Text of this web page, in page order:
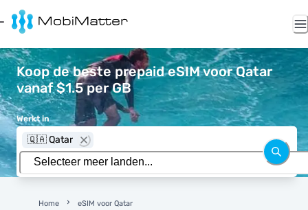
Koop de beste prepaid eSIM voor Qatar
vanaf $1.5 per GB
Werkt in
🇶🇦 Qatar
Home eSIM voor Qatar